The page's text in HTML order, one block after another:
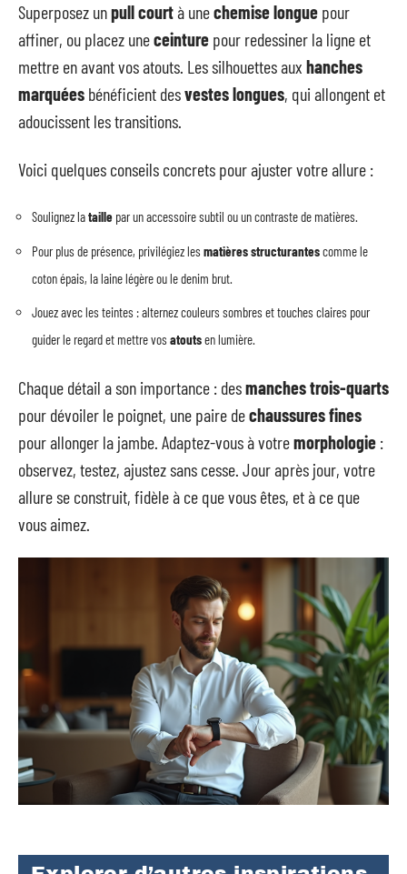
Superposez unpull courtà unechemise longue pour
affiner, ou placez uneceinture pour redessiner la ligne et
mettre en avant vos atouts. Les silhouettes aux hanches
marquées bénéficient desvestes longues, qui allongent et
adoucissent les transitions.
Voici quelques conseils concrets pour ajuster votre allure :
Soulignez lataille par un accessoire subtil ou un contraste de matières.
Pour plus de présence, privilégiez les matières structurantescomme le
coton épais, la laine légère ou le denim brut.
Jouez avec les teintes : alternez couleurs sombres et touches claires pour
guider le regard et mettre vos atoutsen lumière.
Chaque détail a son importance : desmanches trois-quarts
pour dévoiler le poignet, une paire dechaussures fines
pour allonger la jambe. Adaptez-vous à votremorphologie :
observez, testez, ajustez sans cesse. Jour après jour, votre
allure se construit, fidèle à ce que vous êtes, et à ce que
vous aimez.